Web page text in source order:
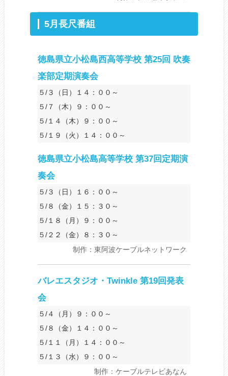
5月長尺番組
徳島県立小松島西高等学校 第25回 吹奏
楽部定期演奏会
５/３（日）１４：００～
５/７（木）９：００～
５/１４（木）９：００～
５/１９（火）１４：００～
徳島県立小松島高等学校 第37回定期演
奏会
５/３（日）１６：００～
５/８（金）１５：３０～
５/１８（月）９：００～
５/２２（金）８：３０～
制作：東阿波ケーブルネットワーク
バレエスタジオ・Twinkle 第19回発表
会
５/４（月）９：００～
５/８（金）１４：００～
５/１１（月）１４：００～
５/１３（水）９：００～
制作：ケーブルテレビあなん